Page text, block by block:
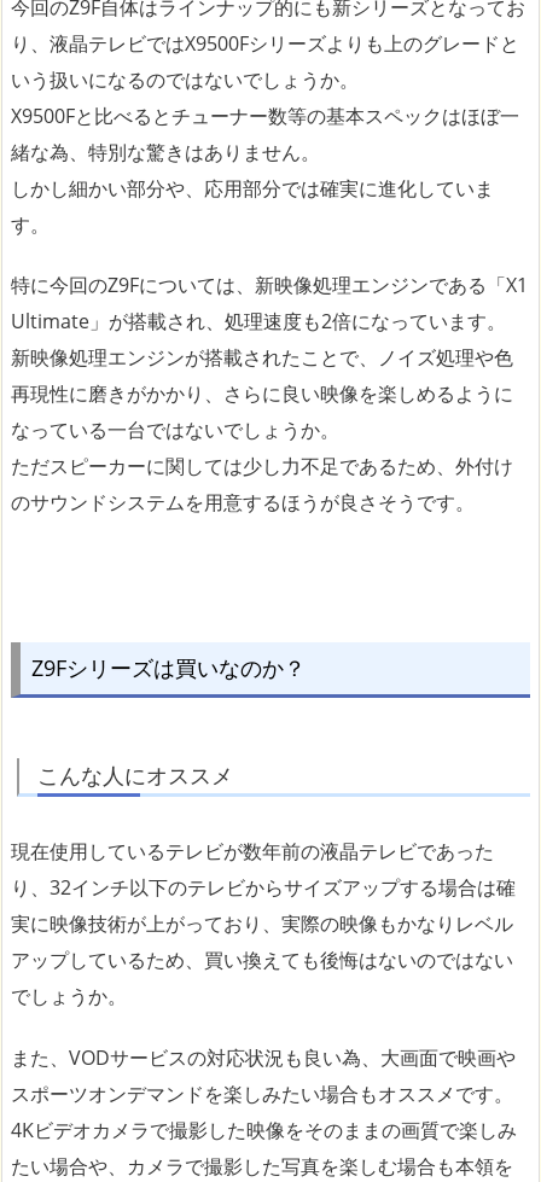
今回のZ9F自体はラインナップ的にも新シリーズとなってお
り、液晶テレビではX9500Fシリーズよりも上のグレードと
いう扱いになるのではないでしょうか。
X9500Fと比べるとチューナー数等の基本スペックはほぼ一
緒な為、特別な驚きはありません。
しかし細かい部分や、応用部分では確実に進化していま
す。
特に今回のZ9Fについては、新映像処理エンジンである「X1
Ultimate」が搭載され、処理速度も2倍になっています。
新映像処理エンジンが搭載されたことで、ノイズ処理や色
再現性に磨きがかかり、さらに良い映像を楽しめるように
なっている一台ではないでしょうか。
ただスピーカーに関しては少し力不足であるため、外付け
のサウンドシステムを用意するほうが良さそうです。
Z9Fシリーズは買いなのか？
こんな人にオススメ
現在使用しているテレビが数年前の液晶テレビであった
り、32インチ以下のテレビからサイズアップする場合は確
実に映像技術が上がっており、実際の映像もかなりレベル
アップしているため、買い換えても後悔はないのではない
でしょうか。
また、VODサービスの対応状況も良い為、大画面で映画や
スポーツオンデマンドを楽しみたい場合もオススメです。
4Kビデオカメラで撮影した映像をそのままの画質で楽しみ
たい場合や、カメラで撮影した写真を楽しむ場合も本領を